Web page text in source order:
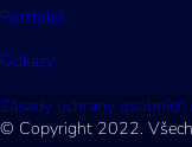
Portfolio
Odkazy
Zásady ochrany osobních
© Copyright 2022.